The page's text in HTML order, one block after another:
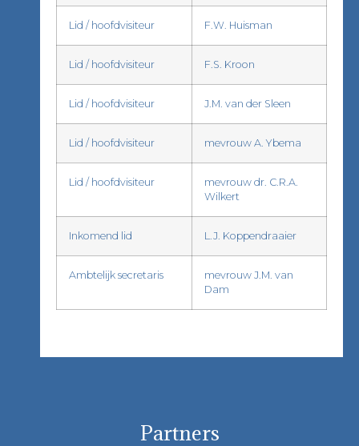
Lid / hoofdvisiteur F.W. Huisman
Lid / hoofdvisiteur F.S. Kroon
Lid / hoofdvisiteur J.M. van der Sleen
Lid / hoofdvisiteur mevrouw A. Ybema
Lid / hoofdvisiteur
mevrouw dr. C.R.A.
Wilkert
Inkomend lid L.J. Koppendraaier
Ambtelijk secretaris
mevrouw J.M. van
Dam
Partners